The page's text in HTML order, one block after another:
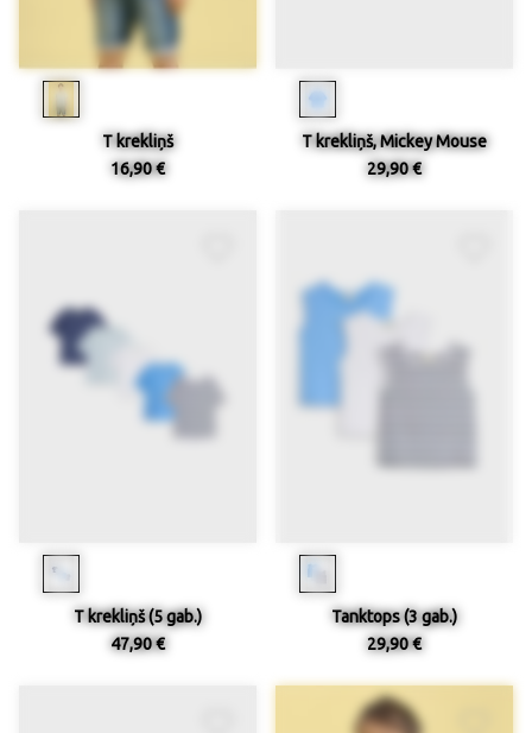
T krekliņš
16,90 €
T krekliņš, Mickey Mouse
29,90 €
T krekliņš (5 gab.)
47,90 €
Tanktops (3 gab.)
29,90 €